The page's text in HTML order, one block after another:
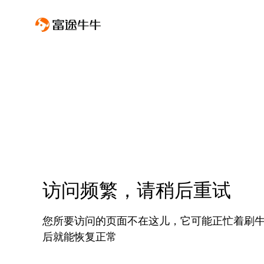
访问频繁，请稍后重试
您所要访问的页面不在这儿，它可能正忙着刷
后就能恢复正常